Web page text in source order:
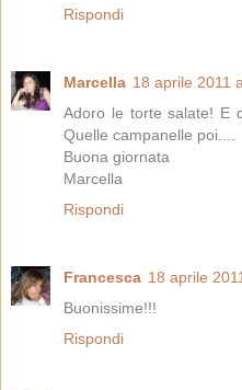
Rispondi
Marcella 18 aprile 2011
Adoro le torte salate! E
Quelle campanelle poi....
Buona giornata
Marcella
Rispondi
Francesca 18 aprile
Buonissime!!!
Rispondi